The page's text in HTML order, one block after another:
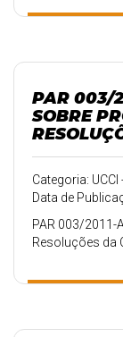
PAR 003/
SOBRE
Categoria: UCCI
Data de
PAR 003/2011-
Resoluções da